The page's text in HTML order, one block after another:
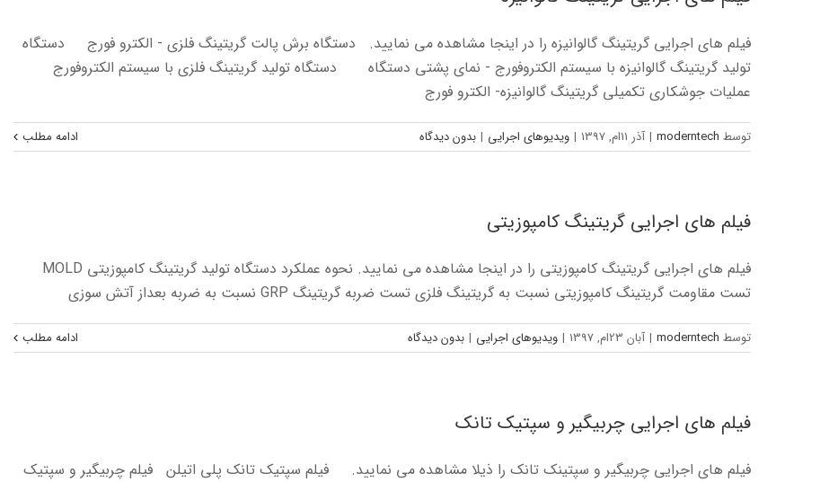
فیلم های اجرایی گریتینگ گالوانیزه را در اینجا مشاهده می نمایید. دستگاه برش پالت گریتینگ فلزی - الکترو فورج دستگاه
تولید گریتینگ گالوانیزه با سیستم الکتروفورج - نمای پشتی دستگاه دستگاه تولید گریتینگ فلزی با سیستم الکتروفورج
عملیات جوشکاری تکمیلی گریتینگ گالوانیزه- الکترو فورج
توسط moderntech
| آذر 11ام, 1397 | ویدیوهای اجرایی | بدون دیدگاه ادامه مطلب
فیلم های اجرایی گریتینگ کامپوزیتی
فیلم های اجرایی گریتینگ کامپوزیتی را در اینجا مشاهده می نمایید. نحوه عملکرد دستگاه تولید گریتینگ کامپوزیتی MOLD
تست مقاومت گریتینگ کامپوزیتی نسبت به گریتینگ فلزی تست ضربه گریتینگ GRP نسبت به ضربه بعداز آتش سوزی
توسط moderntech
| آبان 23ام, 1397 | ویدیوهای اجرایی | بدون دیدگاه ادامه مطلب
فیلم های اجرایی چربیگیر و سپتیک تانک
فیلم های اجرایی چربیگیر و سپتینک تانک را ذیلا مشاهده می نمایید. فیلم سپتیک تانک پلی اتیلن فیلم چربیگیر و سپتیک